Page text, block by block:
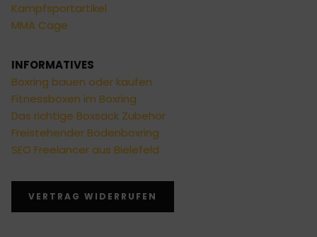
Kampfsportartikel
MMA Cage
INFORMATIVES
Boxring bauen oder kaufen
Fitnessboxen im Boxring
Das richtige Boxsack Zubehör
Freistehender Bodenboxring
SEO Freelancer aus Bielefeld
VERTRAG WIDERRUFEN